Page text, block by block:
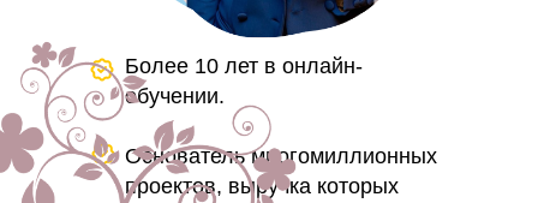
Более 10 лет в онлайн-
обучении.
Основатель многомиллионных
проектов, выручка которых